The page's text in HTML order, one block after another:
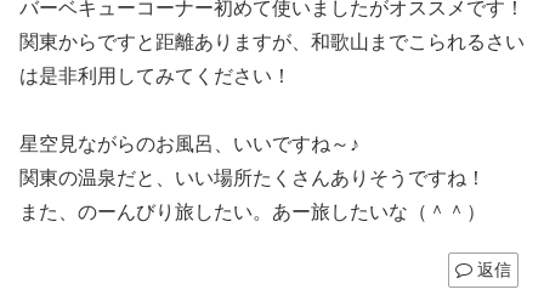
バーベキューコーナー初めて使いましたがオススメです！
関東からですと距離ありますが、和歌山までこられるさい
は是非利用してみてください！
星空見ながらのお風呂、いいですね～♪
関東の温泉だと、いい場所たくさんありそうですね！
また、のーんびり旅したい。あー旅したいな（＾＾）
返信